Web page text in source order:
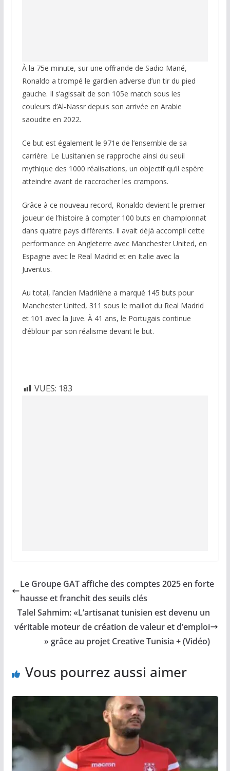
À la 75e minute, sur une offrande de Sadio Mané,
Ronaldo a trompé le gardien adverse d’un tir du pied
gauche. Il s’agissait de son 105e match sous les
couleurs d’Al-Nassr depuis son arrivée en Arabie
saoudite en 2022.
Ce but est également le 971e de l’ensemble de sa
carrière. Le Lusitanien se rapproche ainsi du seuil
mythique des 1000 réalisations, un objectif qu’il espère
atteindre avant de raccrocher les crampons.
Grâce à ce nouveau record, Ronaldo devient le premier
joueur de l’histoire à compter 100 buts en championnat
dans quatre pays différents. Il avait déjà accompli cette
performance en Angleterre avec Manchester United, en
Espagne avec le Real Madrid et en Italie avec la
Juventus.
Au total, l’ancien Madrilène a marqué 145 buts pour
Manchester United, 311 sous le maillot du Real Madrid
et 101 avec la Juve. À 41 ans, le Portugais continue
d’éblouir par son réalisme devant le but.
VUES: 183
Le Groupe GAT affiche des comptes 2025 en forte
hausse et franchit des seuils clés
Talel Sahmim: «L’artisanat tunisien est devenu un
véritable moteur de création de valeur et d’emploi
» grâce au projet Creative Tunisia + (Vidéo)
Vous pourrez aussi aimer